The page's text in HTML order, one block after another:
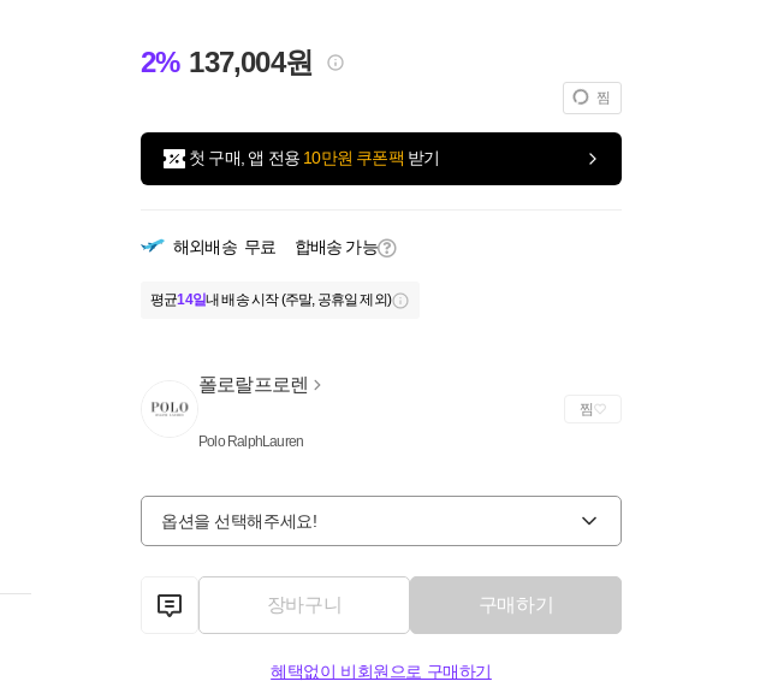
2% 137,004원
찜
첫 구매, 앱 전용 10만원 쿠폰팩 받기
해외배송 무료 합배송 가능
평균14일내 배송 시작 (주말, 공휴일 제외)
폴로랄프로렌
Polo RalphLauren
찜
옵션을 선택해주세요!
장바구니 구매하기
혜택없이 비회원으로 구매하기